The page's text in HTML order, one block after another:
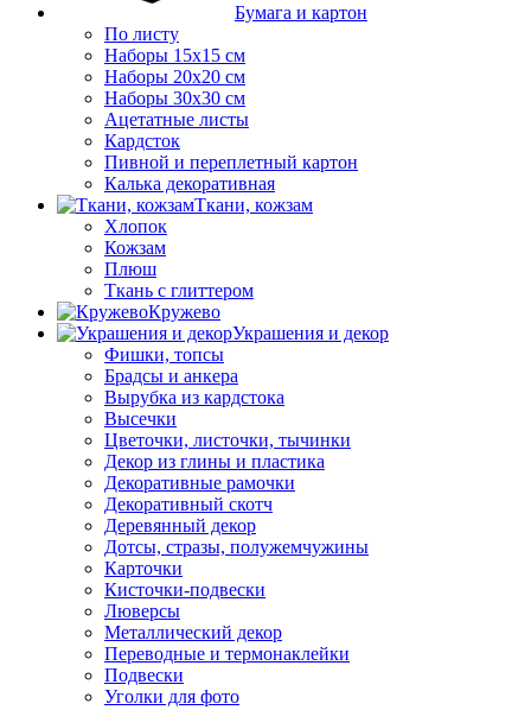
Бумага и картон
По листу
Наборы 15х15 см
Наборы 20х20 см
Наборы 30х30 см
Ацетатные листы
Кардсток
Пивной и переплетный картон
Калька декоративная
Ткани, кожзам
Хлопок
Кожзам
Плюш
Ткань с глиттером
Кружево
Украшения и декор
Фишки, топсы
Брадсы и анкера
Вырубка из кардстока
Высечки
Цветочки, листочки, тычинки
Декор из глины и пластика
Декоративные рамочки
Декоративный скотч
Деревянный декор
Дотсы, стразы, полужемчужины
Карточки
Кисточки-подвески
Люверсы
Металлический декор
Переводные и термонаклейки
Подвески
Уголки для фото